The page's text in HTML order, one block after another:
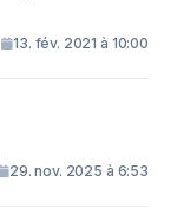
13. fév. 2021 à 10:00
29. nov. 2025 à 6:53